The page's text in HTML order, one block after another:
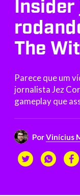
The
Parece que um
jornalista Jez
gameplay que
PorVinícius